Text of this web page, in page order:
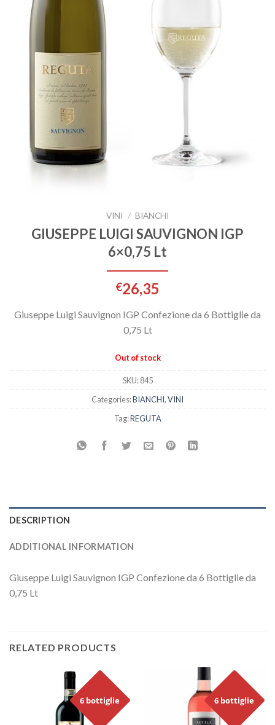
VINI / BIANCHI
GIUSEPPE LUIGI SAUVIGNON IGP
6×0,75 Lt
€26,35
Giuseppe Luigi Sauvignon IGP Confezione da 6 Bottiglie da
0,75 Lt
Out of stock
SKU:845
Categories:BIANCHI,VINI
Tag:REGUTA
DESCRIPTION
ADDITIONAL INFORMATION
Giuseppe Luigi Sauvignon IGP Confezione da 6 Bottiglie da
0,75 Lt
RELATED PRODUCTS
6 bottiglie 6 bottiglie